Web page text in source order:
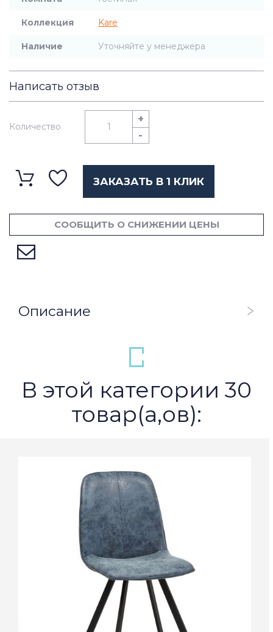
Коллекция Kare
Наличие Уточняйте у менеджера
Написать отзыв
Количество
+
-
ЗАКАЗАТЬ В 1 КЛИК
СООБЩИТЬ О СНИЖЕНИИ ЦЕНЫ
Описание
В этой категории 30
товар(а,ов):